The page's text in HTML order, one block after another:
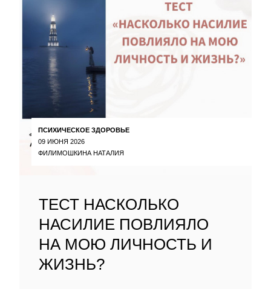
ПСИХИЧЕСКОЕ ЗДОРОВЬЕ
09 ИЮНЯ 2026
ФИЛИМОШКИНА НАТАЛИЯ
ТЕСТ НАСКОЛЬКО
НАСИЛИЕ ПОВЛИЯЛО
НА МОЮ ЛИЧНОСТЬ И
ЖИЗНЬ?